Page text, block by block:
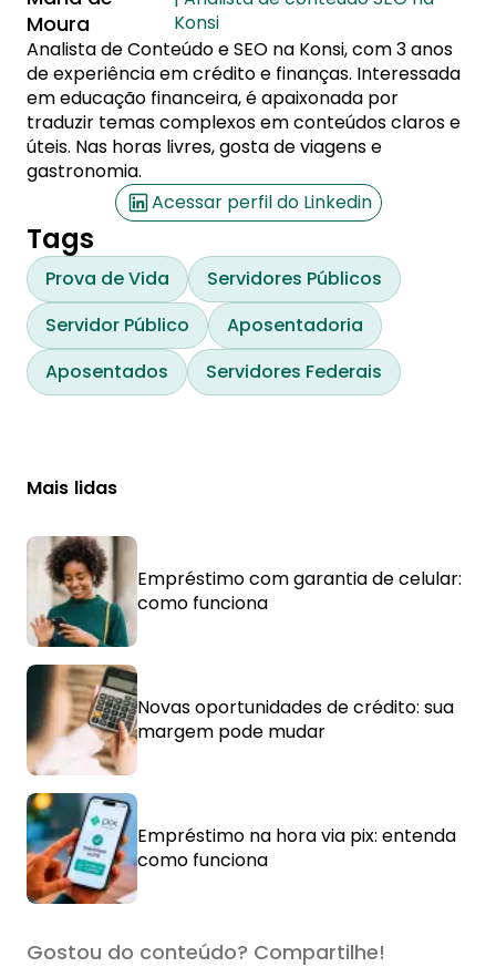
Moura
Konsi
Analista de Conteúdo e SEO na Konsi, com 3 anos
de experiência em crédito e finanças. Interessada
em educação financeira, é apaixonada por
traduzir temas complexos em conteúdos claros e
úteis. Nas horas livres, gosta de viagens e
gastronomia.
Acessar perfil do Linkedin
Tags
Prova de Vida
Servidores Públicos
Servidor Público
Aposentadoria
Aposentados
Servidores Federais
Mais lidas
Empréstimo com garantia de celular:
como funciona
Novas oportunidades de crédito: sua
margem pode mudar
Empréstimo na hora via pix: entenda
como funciona
Gostou do conteúdo? Compartilhe!